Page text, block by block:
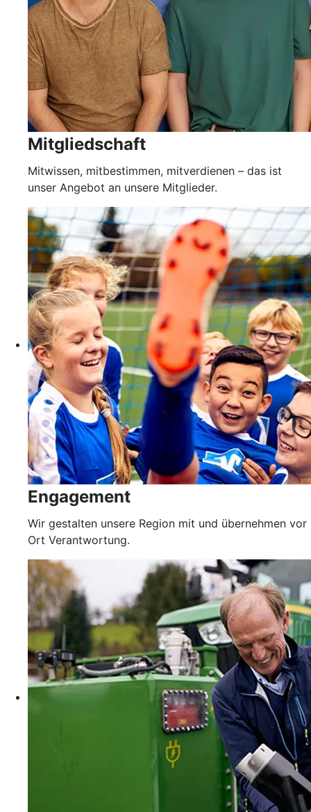
Mitgliedschaft
Mitwissen, mitbestimmen, mitverdienen – das ist
unser Angebot an unsere Mitglieder.
Engagement
Wir gestalten unsere Region mit und übernehmen vor
Ort Verantwortung.